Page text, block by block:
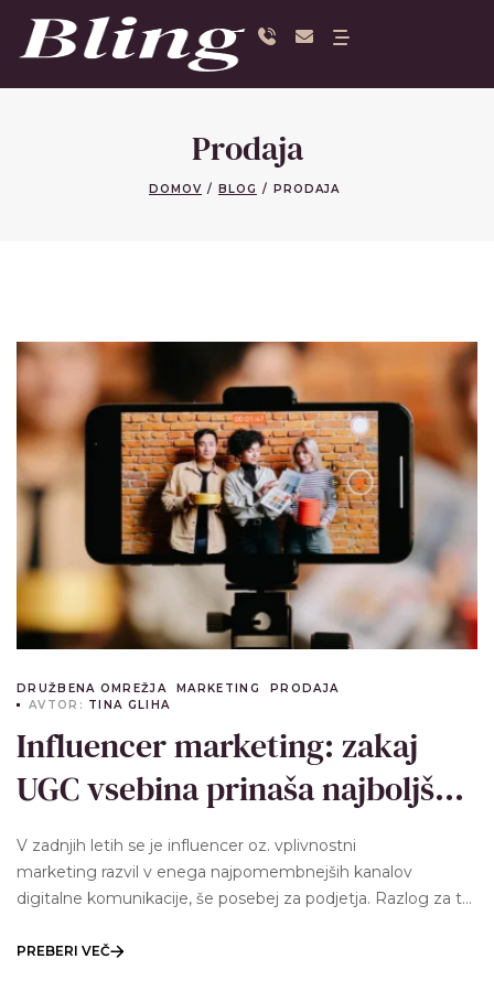
Prodaja
DOMOV / BLOG / PRODAJA
DRUŽBENA OMREŽJA MARKETING
PRODAJA
AVTOR: TINA GLIHA
Influencer marketing: zakaj
UGC vsebina prinaša najboljše
rezultate
V zadnjih letih se je influencer oz. vplivnostni
marketing razvil v enega najpomembnejših kanalov
digitalne komunikacije, še posebej za podjetja. Razlog za to
informacije in kako se odločajo za…
PREBERI VEČ